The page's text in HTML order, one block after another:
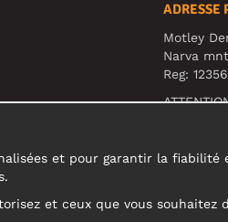
ADRESSE
Motley
Narva
Reg:
et pour garantir la
et ceux que vous